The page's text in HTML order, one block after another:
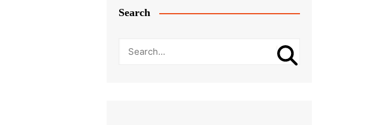
Search